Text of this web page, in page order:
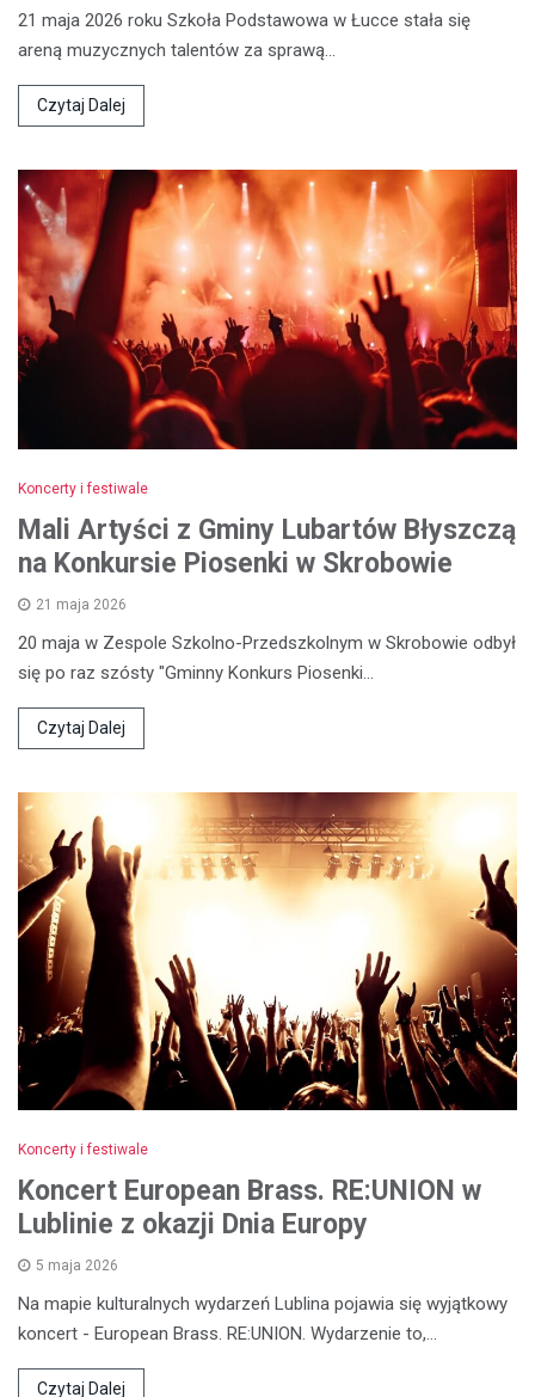
21 maja 2026 roku Szkoła Podstawowa w Łucce stała się
areną muzycznych talentów za sprawą…
Czytaj Dalej
Koncerty i festiwale
Mali Artyści z Gminy Lubartów Błyszczą
na Konkursie Piosenki w Skrobowie
21 maja 2026
20 maja w Zespole Szkolno-Przedszkolnym w Skrobowie odbył
się po raz szósty "Gminny Konkurs Piosenki…
Czytaj Dalej
Koncerty i festiwale
Koncert European Brass. RE:UNION w
Lublinie z okazji Dnia Europy
5 maja 2026
Na mapie kulturalnych wydarzeń Lublina pojawia się wyjątkowy
koncert - European Brass. RE:UNION. Wydarzenie to,…
Czytaj Dalej